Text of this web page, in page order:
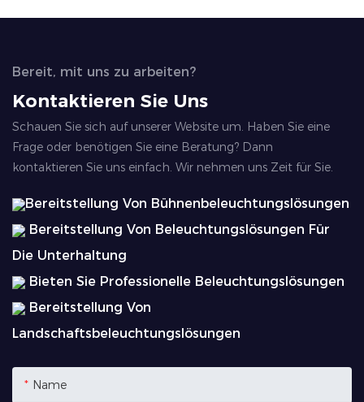
Bereit, mit uns zu arbeiten?
Kontaktieren Sie Uns
Schauen Sie sich auf unserer Website um. Haben Sie eine
Frage oder benötigen Sie eine Beratung? Dann
kontaktieren Sie uns einfach. Wir nehmen uns Zeit für Sie.
Bereitstellung Von Bühnenbeleuchtungslösungen
Bereitstellung Von Beleuchtungslösungen Für
Die Unterhaltung
Bieten Sie Professionelle Beleuchtungslösungen
Bereitstellung Von
Landschaftsbeleuchtungslösungen
Name